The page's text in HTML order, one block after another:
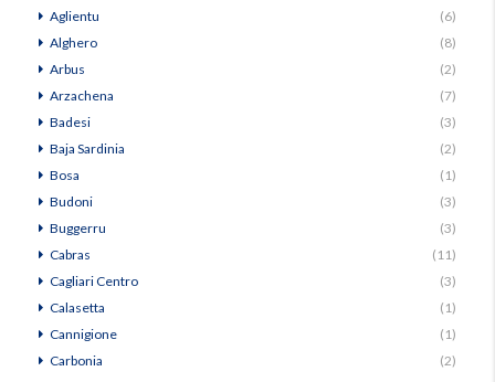
Aglientu
(6)
Alghero
(8)
Arbus
(2)
Arzachena
(7)
Badesi
(3)
Baja Sardinia
(2)
Bosa
(1)
Budoni
(3)
Buggerru
(3)
Cabras
(11)
Cagliari Centro
(3)
Calasetta
(1)
Cannigione
(1)
Carbonia
(2)